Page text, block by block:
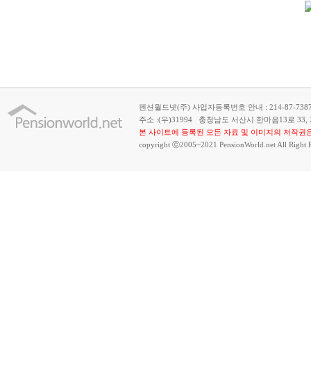
펜션월드넷(주) 사업자등록번호 안내 : 214-87-
주소 :(우)31994 충청남도 서산시 한마음13로 33,
본 사이트에 등록된 모든 자료 및 이미지의 저작
copyright ⓒ2005~2021 PensionWorld.net All Right